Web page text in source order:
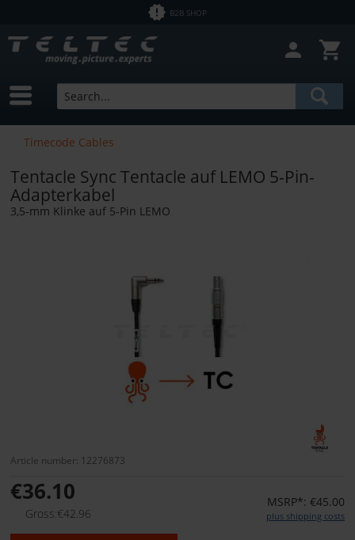
B2B SHOP
Timecode Cables
Tentacle Sync Tentacle auf LEMO 5-Pin-
Adapterkabel
3,5-mm Klinke auf 5-Pin LEMO
Article number: 12276873
€36.10
Gross:€42.96
MSRP*: €45.00
plus shipping costs